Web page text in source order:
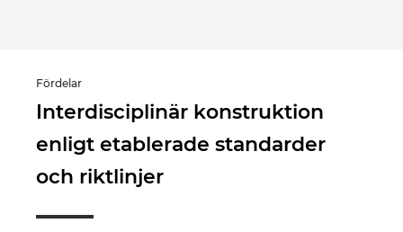
Fördelar
Interdisciplinär konstruktion
enligt etablerade standarder
och riktlinjer
United Kingdom
United States